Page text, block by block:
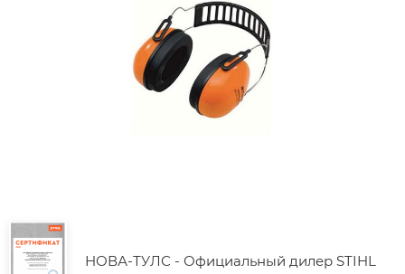
НОВА-ТУЛС - Официальный дилер STIHL